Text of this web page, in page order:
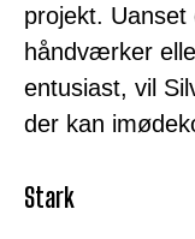
projekt.
håndværker
entusiast, vil
der kan
Stark